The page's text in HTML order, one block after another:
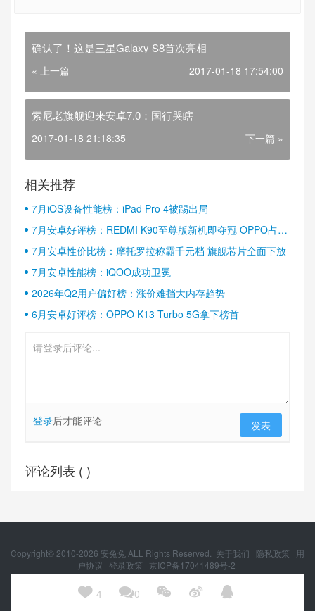
 4 0   
确认了！这是三星Galaxy S8首次亮相
« 上一篇 2017-01-18 17:54:00
索尼老旗舰迎来安卓7.0：国行哭瞎
2017-01-18 21:18:35 下一篇 »
相关推荐
7月iOS设备性能榜：iPad Pro 4被踢出局
7月安卓好评榜：REDMI K90至尊版新机即夺冠 OPPO占据
半壁江山
7月安卓性价比榜：摩托罗拉称霸千元档 旗舰芯片全面下放
7月安卓性能榜：iQOO成功卫冕
2026年Q2用户偏好榜：涨价难挡大内存趋势
6月安卓好评榜：OPPO K13 Turbo 5G拿下榜首
登录后才能评论 发表
评论列表 ( )
Copyright© 2010-2026 安兔兔 ALL Rights Reserved. 关于我们 隐私政策
用
户协议
登录政策
京ICP备17041489号-2
京公网安备 11010502054377号